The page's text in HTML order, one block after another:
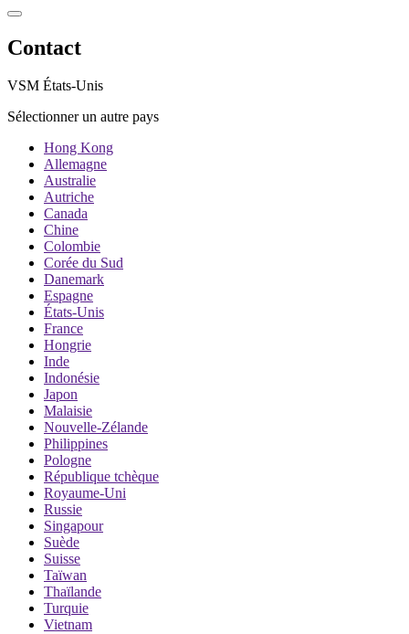
Contact
VSM États-Unis
Sélectionner un autre pays
Hong Kong
Allemagne
Australie
Autriche
Canada
Chine
Colombie
Corée du Sud
Danemark
Espagne
États-Unis
France
Hongrie
Inde
Indonésie
Japon
Malaisie
Nouvelle-Zélande
Philippines
Pologne
République tchèque
Royaume-Uni
Russie
Singapour
Suède
Suisse
Taïwan
Thaïlande
Turquie
Vietnam